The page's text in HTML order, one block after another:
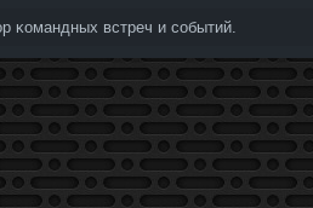
κомандных встреч и событий.